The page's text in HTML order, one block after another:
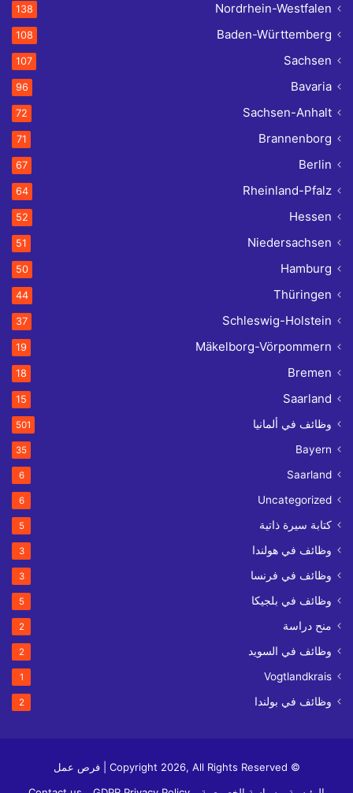
Nordrhein-Westfalen
138
Baden-Württemberg
108
Sachsen
107
Bavaria
96
Sachsen-Anhalt
72
Brannenborg
71
Berlin
67
Rheinland-Pfalz
64
Hessen
52
Niedersachsen
51
Hamburg
50
Thüringen
44
Schleswig-Holstein
37
Mäkelborg-Vörpommern
19
Bremen
18
Saarland
15
وظائف في ألمانيا 501
Bayern
35
Saarland
6
Uncategorized
6
كتابة سيرة ذاتية 5
وظائف في هولندا 3
وظائف في فرنسا 3
وظائف في بلجيكا 5
منح دراسة 2
وظائف في السويد 2
Vogtlandkrais
1
وظائف في بولندا 2
© Copyright 2026, All Rights Reserved | فرص عمل